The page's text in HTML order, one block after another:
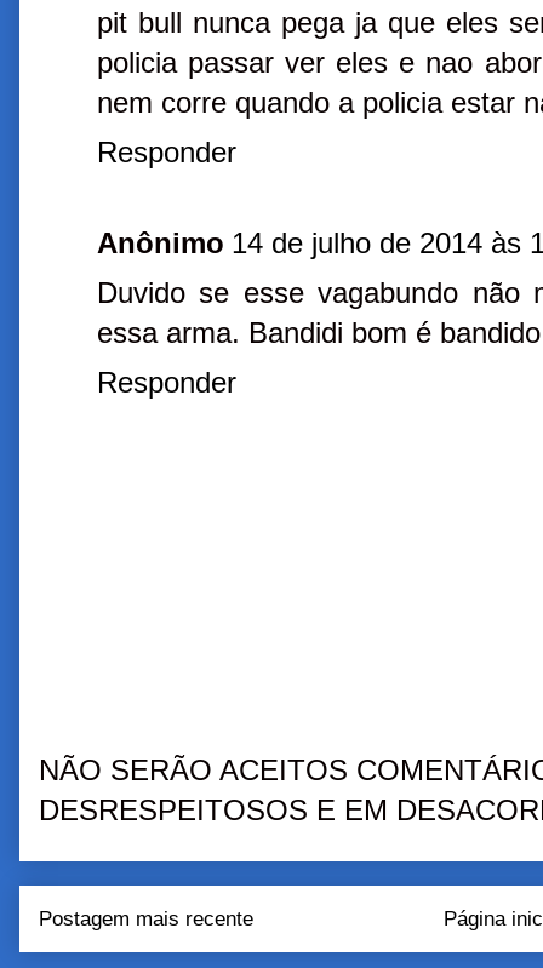
pit bull nunca pega ja que eles
policia passar ver eles e nao
nem corre quando a policia estar
Responder
Anônimo 14 de julho de 2014 às
Duvido se esse vagabundo não
essa arma. Bandidi bom é
Responder
NÃO SERÃO ACEITOS
DESRESPEITOSOS E EM
Postagem mais recente Página